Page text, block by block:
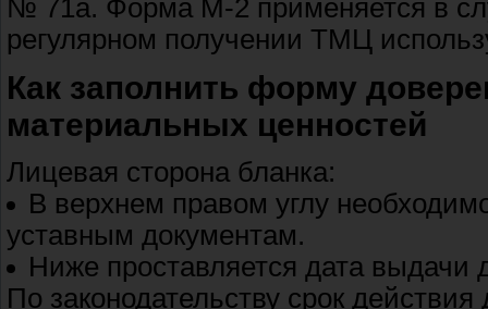
№ 71а. Форма М-2 применяется в
регулярном получении ТМЦ
Как заполнить форму
материальных ценностей
Лицевая сторона бланка:
В верхнем правом углу
уставным документам.
Ниже проставляется дата выдачи
По законодательству срок